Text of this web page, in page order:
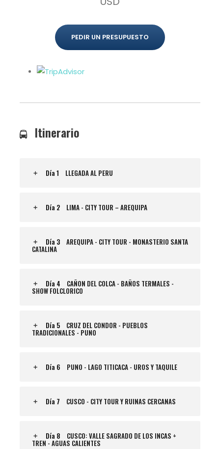
PEDIR UN PRESUPUESTO
Itinerario
Día 1 LLEGADA AL PERU
Día 2 LIMA - CITY TOUR – AREQUIPA
Día 3 AREQUIPA - CITY TOUR - MONASTERIO SANTA
CATALINA
Día 4 CAÑON DEL COLCA - BAÑOS TERMALES -
SHOW FOLCLORICO
Día 5 CRUZ DEL CONDOR - PUEBLOS
TRADICIONALES - PUNO
Día 6 PUNO - LAGO TITICACA - UROS Y TAQUILE
Día 7 CUSCO - CITY TOUR Y RUINAS CERCANAS
Día 8 CUSCO: VALLE SAGRADO DE LOS INCAS +
TREN - AGUAS CALIENTES